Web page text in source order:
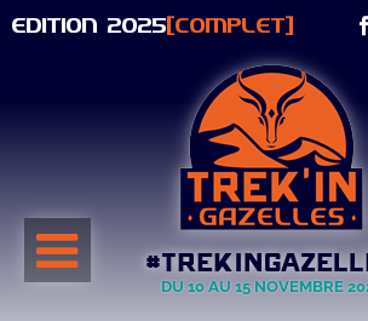
au
EDITION 2025[COMPLET]
DU 10 AU 15 NOVEMBRE